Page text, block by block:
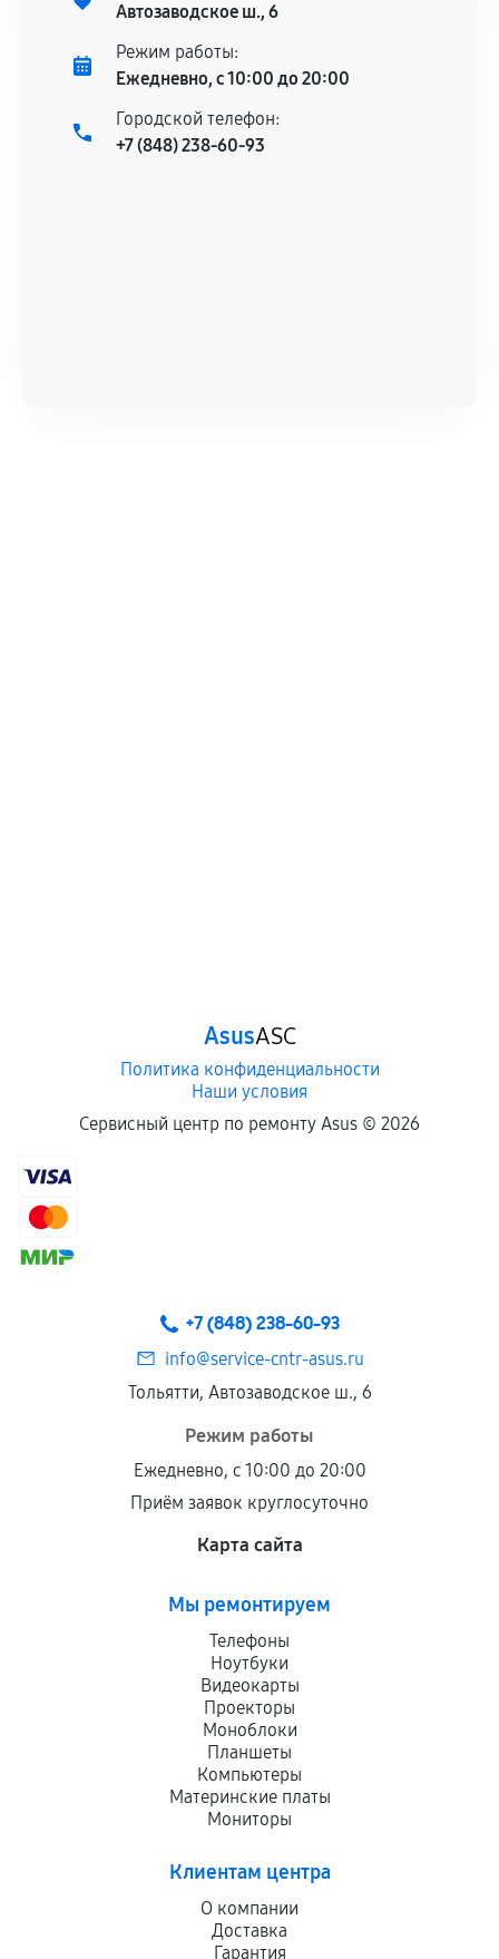
Автозаводское ш., 6
Режим работы:
Ежедневно, с 10:00 до 20:00
Городской телефон:
+7 (848) 238-60-93
AsusASC
Политика конфиденциальности
Наши условия
Сервисный центр по ремонту Asus © 2026
+7 (848) 238-60-93
info@service-cntr-asus.ru
Тольятти, Автозаводское ш., 6
Режим работы
Ежедневно, с 10:00 до 20:00
Приём заявок круглосуточно
Карта сайта
Мы ремонтируем
Телефоны
Ноутбуки
Видеокарты
Проекторы
Моноблоки
Планшеты
Компьютеры
Материнские платы
Мониторы
Клиентам центра
О компании
Доставка
Гарантия